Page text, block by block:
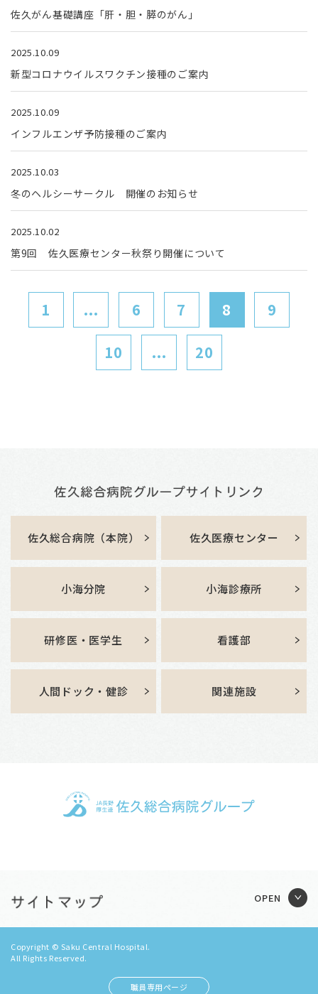
佐久がん基礎講座「肝・胆・膵のがん」
2025.10.09
新型コロナウイルスワクチン接種のご案内
2025.10.09
インフルエンザ予防接種のご案内
2025.10.03
冬のヘルシーサークル 開催のお知らせ
2025.10.02
第9回 佐久医療センター秋祭り開催について
1 ... 6 7 8 9
10 ... 20
佐久総合病院（本院） 佐久医療センター
小海分院 小海診療所
研修医・医学生 看護部
人間ドック・健診 関連施設
Copyright © Saku Central Hospital.
All Rights Reserved.
職員専用ページ